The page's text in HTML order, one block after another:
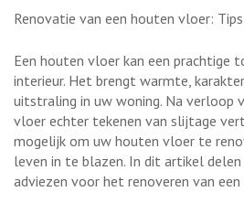
Renovatie van een houten vloer:
Een houten vloer kan een prachtige
interieur. Het brengt warmte,
uitstraling in uw woning. Na verloop
vloer echter tekenen van slijtage
mogelijk om uw houten vloer te
leven in te blazen. In dit artikel
adviezen voor het renoveren van